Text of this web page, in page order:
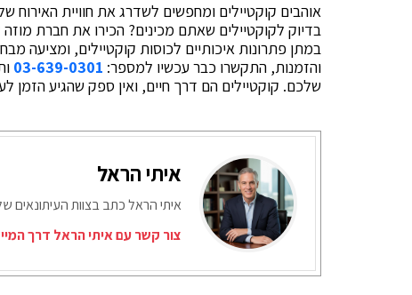
אוהבים קוקטיילים ומחפשים לשדרג את חוויית האירוח
בדיוק לקוקטיילים שאתם מכינים? הכירו את חברת
במתן פתרונות איכותיים לכוסות קוקטיילים, ומציעה
והזמנות, התקשרו כבר עכשיו למספר: 03-639-0301
שלכם. קוקטיילים הם דרך חיים, ואין ספק שהגיע הזמן
איתי הראל
איתי הראל כתב בצוות העיתונאים
צור קשר עם איתי הראל דרך